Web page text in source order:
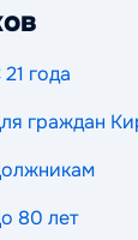
года
граждан
80 лет